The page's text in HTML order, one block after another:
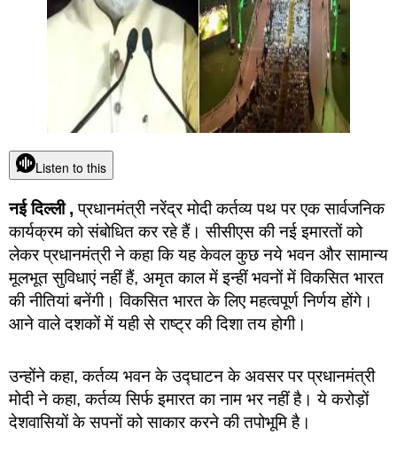
Listen to this
नई दिल्ली , प्रधानमंत्री नरेंद्र मोदी कर्तव्य पथ पर एक सार्वजनिक
कार्यक्रम को संबोधित कर रहे हैं। सीसीएस की नई इमारतों को
लेकर प्रधानमंत्री ने कहा कि यह केवल कुछ नये भवन और सामान्य
मूलभूत सुविधाएं नहीं हैं, अमृत काल में इन्हीं भवनों में विकसित भारत
की नीतियां बनेंगी। विकसित भारत के लिए महत्वपूर्ण निर्णय होंगे।
आने वाले दशकों में यही से राष्ट्र की दिशा तय होगी।
उन्होंने कहा, कर्तव्य भवन के उद्घाटन के अवसर पर प्रधानमंत्री
मोदी ने कहा, कर्तव्य सिर्फ इमारत का नाम भर नहीं है। ये करोड़ों
देशवासियों के सपनों को साकार करने की तपोभूमि है।